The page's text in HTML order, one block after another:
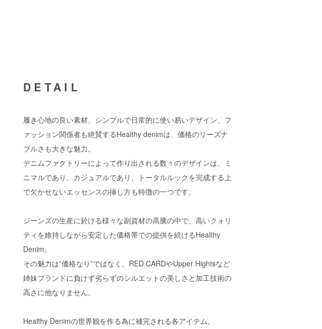
DETAIL
履き心地の良い素材、シンプルで日常的に使い易いデザイン、フ
ァッション関係者も絶賛するHealthy denimは、価格のリーズナ
ブルさも大きな魅力。
デニムファクトリーによって作り出される数々のデザインは、ミ
ニマルであり、カジュアルであり、トータルルックを完成する上
で欠かせないエッセンスの挿し方も特徴の一つです。
ジーンズの生産に於ける様々な副資材の高騰の中で、高いクォリ
ティを維持しながら安定した価格帯での提供を続けるHealthy
Denim。
その魅力は”価格なり”ではなく、RED CARDやUpper Hightsなど
姉妹ブランドに負けず劣らずのシルエットの美しさと加工技術の
高さに他なりません。
Healthy Denimの世界観を作る為に補完される各アイテム。